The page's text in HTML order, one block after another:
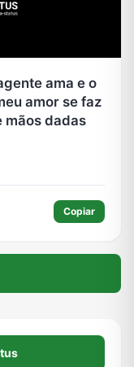
ama e o
amor se faz
mãos dadas
Copiar